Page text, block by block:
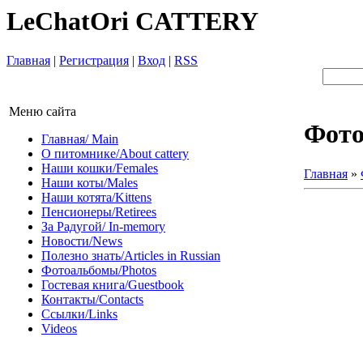
LeChatOri CATTERY
Главная | Регистрация | Вход | RSS
Меню сайта
Главная/ Main
О питомнике/About cattery
Наши кошки/Females
Наши коты/Males
Наши котята/Kittens
Пенсионеры/Retirees
За Радугой/ In-memory
Новости/News
Полезно знать/Articles in Russian
Фотоальбомы/Photos
Гостевая книга/Guestbook
Контакты/Contacts
Ссылки/Links
Videos
Главная »